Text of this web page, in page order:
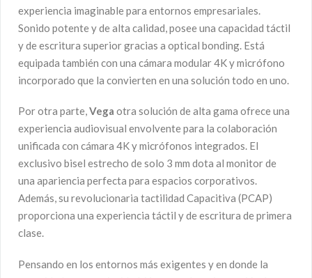
experiencia imaginable para entornos empresariales.
Sonido potente y de alta calidad, posee una capacidad táctil
y de escritura superior gracias a optical bonding. Está
equipada también con una cámara modular 4K y micrófono
incorporado que la convierten en una solución todo en uno.
Por otra parte,Vega otra solución de alta gama ofrece una
experiencia audiovisual envolvente para la colaboración
unificada con cámara 4K y micrófonos integrados. El
exclusivo bisel estrecho de solo 3 mm dota al monitor de
una apariencia perfecta para espacios corporativos.
Además, su revolucionaria tactilidad Capacitiva (PCAP)
proporciona una experiencia táctil y de escritura de primera
clase.
Pensando en los entornos más exigentes y en donde la